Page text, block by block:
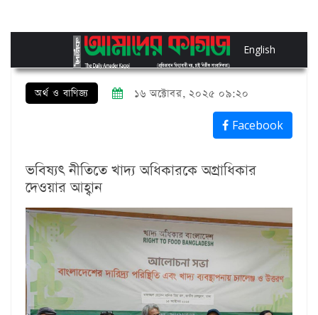
English
অর্থ ও বাণিজ্য ১৬ অক্টোবর, ২০২৫ ০৯:২০
Facebook
ভবিষ্যৎ নীতিতে খাদ্য অধিকারকে অগ্রাধিকার
দেওয়ার আহ্বান